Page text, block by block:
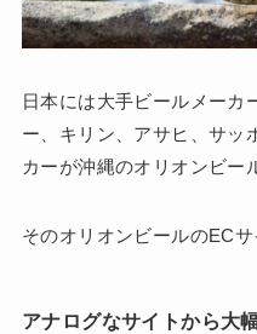
日本には大手ビールメーカ
ー、キリン、アサヒ、サッ
カーが沖縄のオリオンビー
そのオリオンビールのECサ
アナログなサイトから大